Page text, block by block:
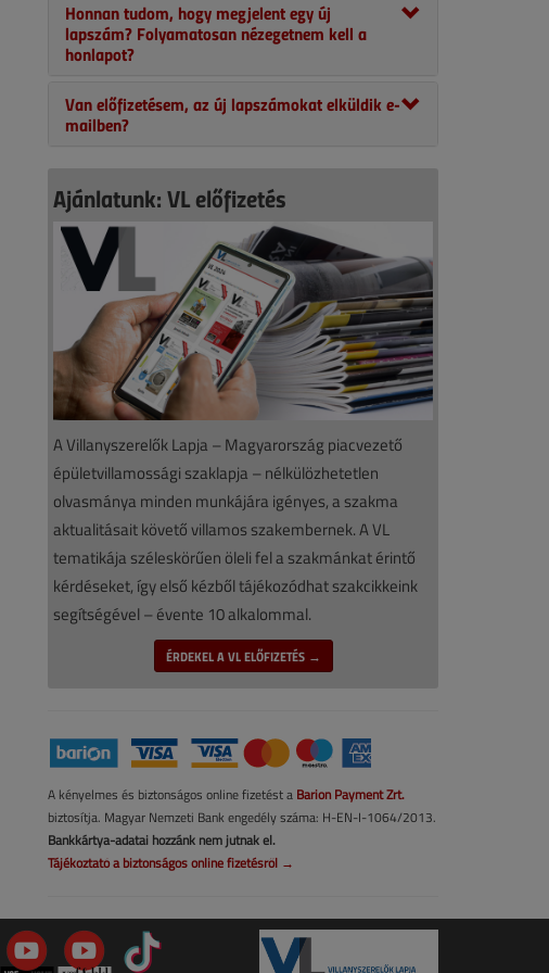
Honnan tudom, hogy megjelent egy új
lapszám? Folyamatosan nézegetnem kell a
honlapot?
Van előfizetésem, az új lapszámokat elküldik e-
mailben?
Ajánlatunk: VL előfizetés
A Villanyszerelők Lapja – Magyarország piacvezető
épületvillamossági szaklapja – nélkülözhetetlen
olvasmánya minden munkájára igényes, a szakma
aktualitásait követő villamos szakembernek. A VL
tematikája széleskörűen öleli fel a szakmánkat érintő
kérdéseket, így első kézből tájékozódhat szakcikkeink
segítségével – évente 10 alkalommal.
ÉRDEKEL A VL ELŐFIZETÉS →
A kényelmes és biztonságos online fizetést a Barion Payment Zrt.
biztosítja. Magyar Nemzeti Bank engedély száma: H-EN-I-1064/2013.
Bankkártya-adatai hozzánk nem jutnak el.
Tájékoztató a biztonságos online fizetésről →